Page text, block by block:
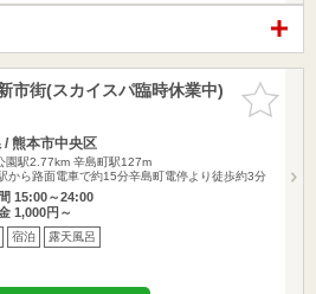
お気に入
りに追加
市街(スカイスパ臨時休業中)
/ 熊本市中央区
園駅2.77km 辛島町駅127m
から路面電車で約15分辛島町電停より徒歩約3分
15:00～24:00
1,000円～
宿泊 露天風呂